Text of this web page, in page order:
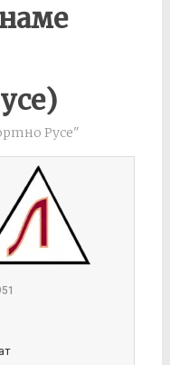
Русе"